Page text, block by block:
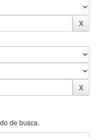
de busca.